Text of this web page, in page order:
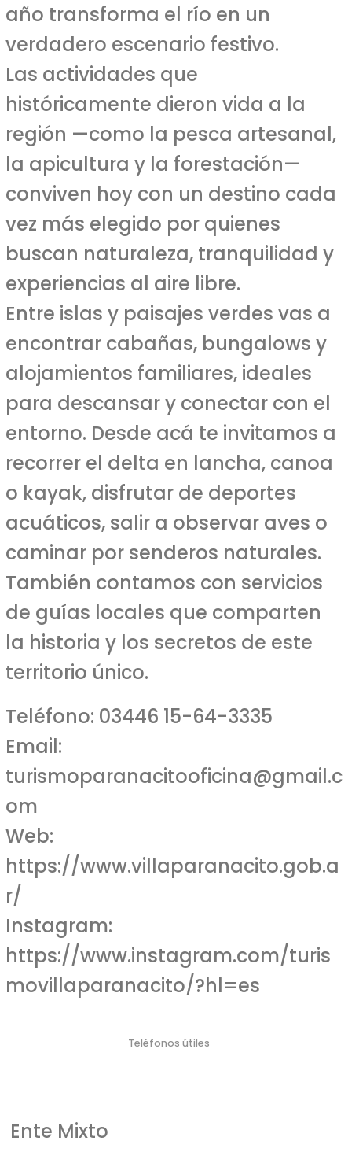
año transforma el río en un
verdadero escenario festivo.
Las actividades que
históricamente dieron vida a la
región —como la pesca artesanal,
la apicultura y la forestación—
conviven hoy con un destino cada
vez más elegido por quienes
buscan naturaleza, tranquilidad y
experiencias al aire libre.
Entre islas y paisajes verdes vas a
encontrar cabañas, bungalows y
alojamientos familiares, ideales
para descansar y conectar con el
entorno. Desde acá te invitamos a
recorrer el delta en lancha, canoa
o kayak, disfrutar de deportes
acuáticos, salir a observar aves o
caminar por senderos naturales.
También contamos con servicios
de guías locales que comparten
la historia y los secretos de este
territorio único.
Teléfono: 03446 15-64-3335
Email:
turismoparanacitooficina@gmail.c
om
Web:
https://www.villaparanacito.gob.a
r/
Instagram:
https://www.instagram.com/turis
movillaparanacito/?hl=es
Ente Mixto
Teléfonos útiles